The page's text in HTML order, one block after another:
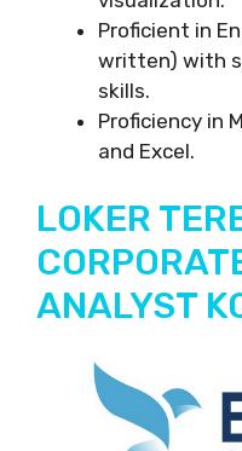
Proficient in
written) with
skills.
Proficiency in
and Excel.
LOKER
ANALYST